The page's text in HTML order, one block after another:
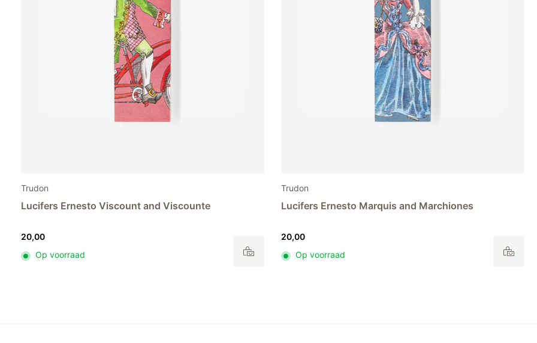
Trudon
Lucifers Ernesto Marquis and Marchiones
20,00
Op voorraad
Trudon
Diffuser Abd El Kader refill – 300 ml
82,00
Op voorraad